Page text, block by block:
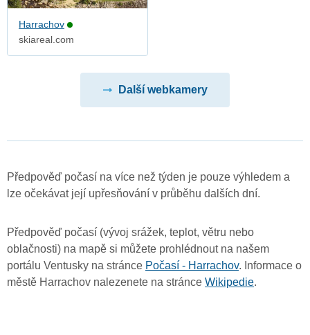
Harrachov
skiareal.com
Další webkamery
Předpověď počasí na více než týden je pouze výhledem a
lze očekávat její upřesňování v průběhu dalších dní.
Předpověď počasí (vývoj srážek, teplot, větru nebo
oblačnosti) na mapě si můžete prohlédnout na našem
portálu Ventusky na stránce Počasí - Harrachov. Informace o
městě Harrachov nalezenete na stránce Wikipedie.